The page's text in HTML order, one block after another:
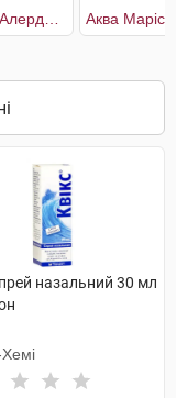
назальний 30 мл